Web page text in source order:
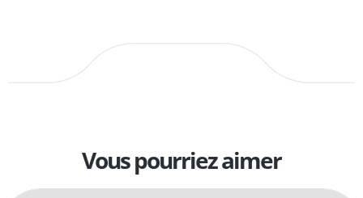
Vous pourriez aimer